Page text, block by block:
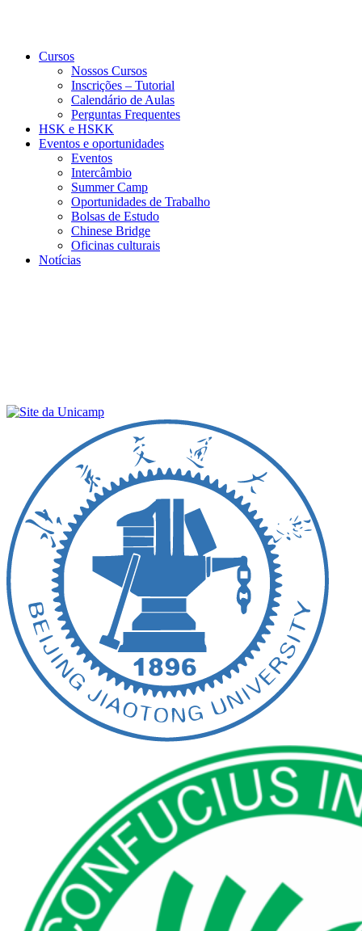
Cursos
Nossos Cursos
Inscrições – Tutorial
Calendário de Aulas
Perguntas Frequentes
HSK e HSKK
Eventos e oportunidades
Eventos
Intercâmbio
Summer Camp
Oportunidades de Trabalho
Bolsas de Estudo
Chinese Bridge
Oficinas culturais
Notícias